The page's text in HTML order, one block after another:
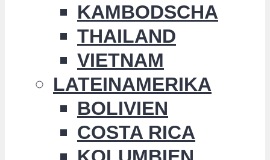
KAMBODSCHA
THAILAND
VIETNAM
LATEINAMERIKA
BOLIVIEN
COSTA RICA